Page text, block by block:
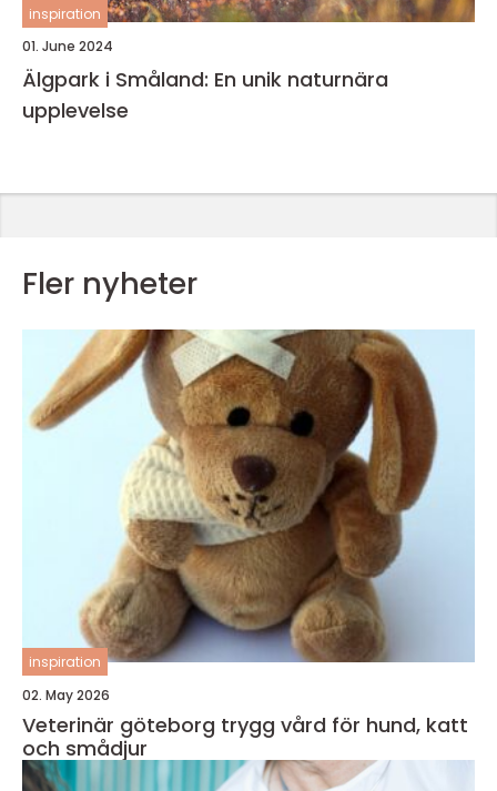
inspiration
01. June 2024
Älgpark i Småland: En unik naturnära
upplevelse
Fler nyheter
inspiration
02. May 2026
Veterinär göteborg trygg vård för hund, katt
och smådjur